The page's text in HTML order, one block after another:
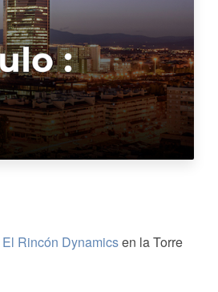
El Rincón Dynamicsen la Torre